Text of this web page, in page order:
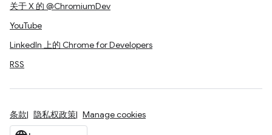
关于 X 的 @ChromiumDev
YouTube
LinkedIn 上的 Chrome for Developers
RSS
条款 隐私权政策 Manage cookies